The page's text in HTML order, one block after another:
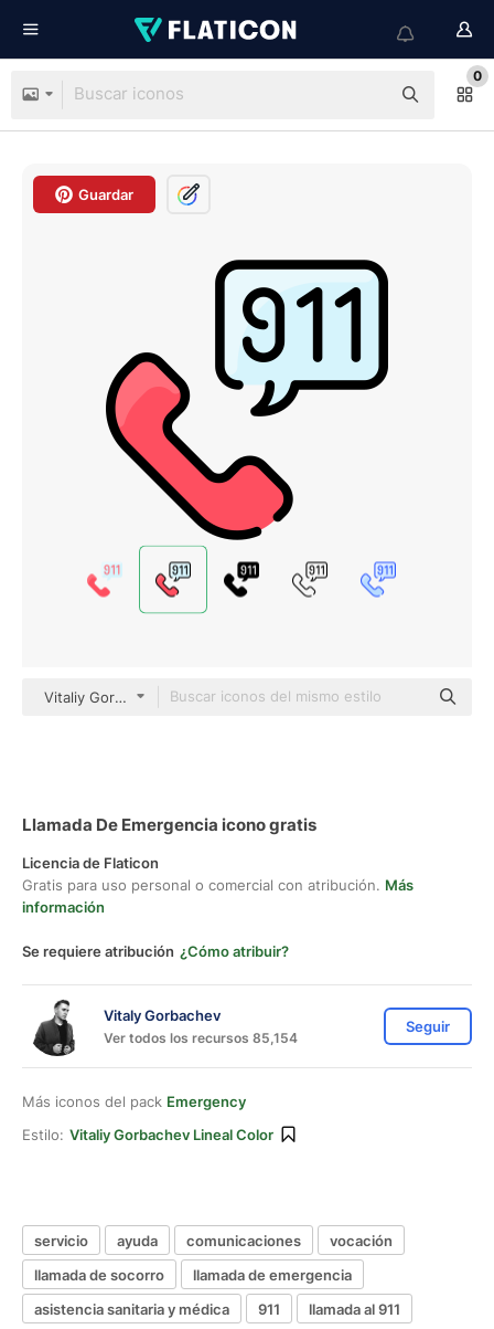
0
Guardar
Vitaliy Gorbachev Lineal Color
Llamada De Emergencia icono gratis
Licencia de Flaticon
Gratis para uso personal o comercial con atribución. Más
información
Se requiere atribución ¿Cómo atribuir?
Vitaly Gorbachev
Ver todos los recursos 85,154
Seguir
Más iconos del pack Emergency
Estilo: Vitaliy Gorbachev Lineal Color
servicio ayuda comunicaciones
vocación
llamada de socorro
llamada de emergencia
asistencia sanitaria y médica
911 llamada al 911